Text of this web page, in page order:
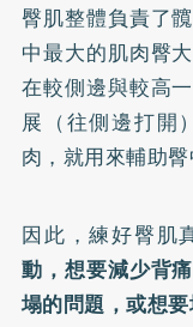
臀肌整體負責了
中最大的肌肉臀
在較側邊與較高
展（往側邊打開
肉，就用來輔助臀
因此，練好臀肌
動，想要減少背
塌的問題，或想